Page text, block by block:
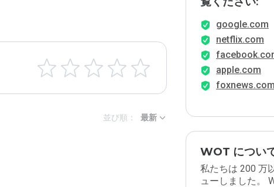
並び順： 最新
google.com
netflix.com
apple.com
foxnews.com
WOT につい
私たちは 200 万
ューしました。